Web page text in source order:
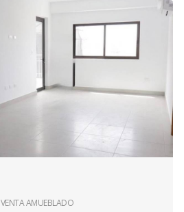
VENTA AMUEBLADO